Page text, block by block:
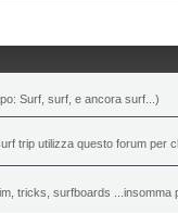
Surf, surf, e ancora surf...)
trip utilizza questo forum per
tricks, surfboards ...insomma